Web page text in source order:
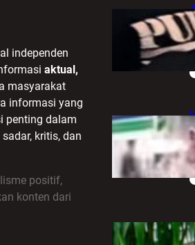
independen
aktual,
masyarakat
informasi yang
penting dalam
kritis, dan
positif,
konten dari